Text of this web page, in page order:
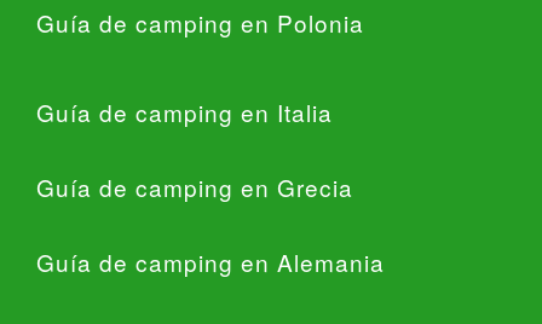
Guía de camping en Polonia
Guía de camping en Italia
Guía de camping en Grecia
Guía de camping en Alemania